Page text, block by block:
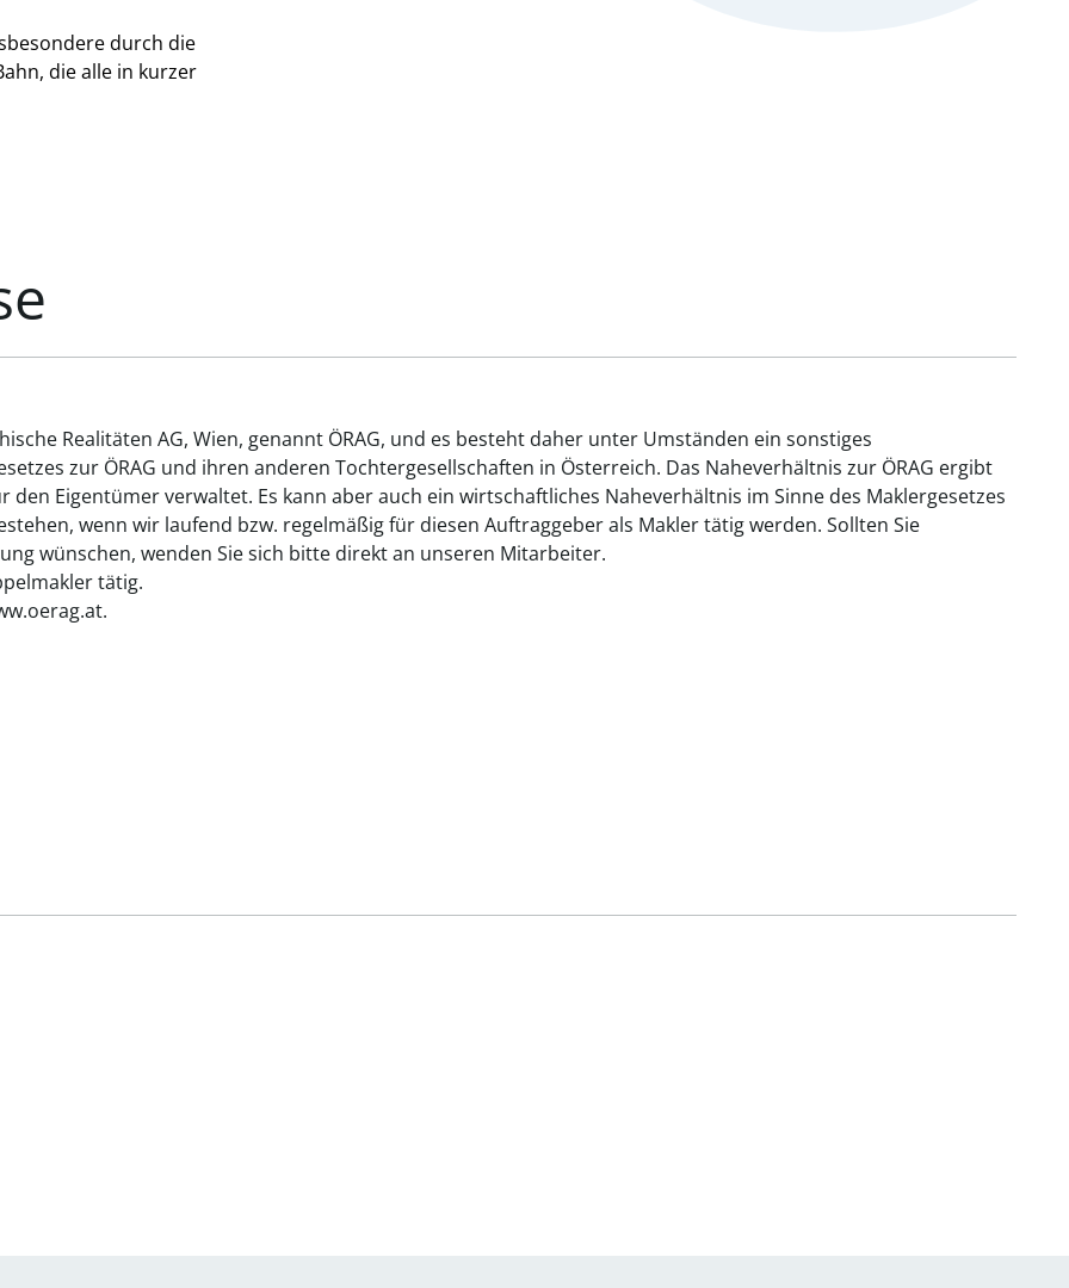
durch die
die alle in kurzer
Realitäten AG, Wien, genannt ÖRAG, und es besteht daher unter Umständen ein sonstiges
zur ÖRAG und ihren anderen Tochtergesellschaften in Österreich. Das Naheverhältnis zur ÖRAG ergibt
den Eigentümer verwaltet. Es kann aber auch ein wirtschaftliches Naheverhältnis im Sinne des Maklergesetzes
wenn wir laufend bzw. regelmäßig für diesen Auftraggeber als Makler tätig werden. Sollten Sie
wünschen, wenden Sie sich bitte direkt an unseren Mitarbeiter.
tätig.